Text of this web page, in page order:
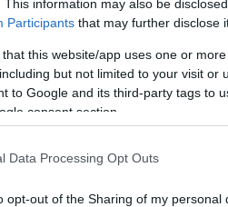
This information may also be
Participants that may further disclose
that this website/app uses one or
but not limited to your visit or
to Google and its third-party tags to
consent section.
Data Processing Opt Outs
opt-out of the Sharing of my personal